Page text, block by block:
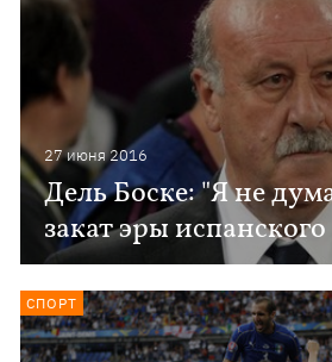
27 июня 2016
Дель Боске: "Я не
закат эры
СПОРТ